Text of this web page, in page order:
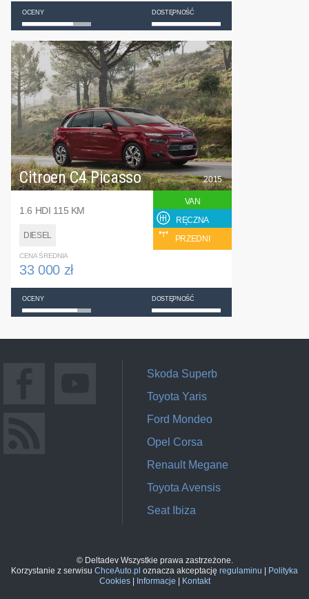
OCENY DOSTĘPNOŚĆ
Citroen C4 Picasso
1.6 HDI 115 KM
DIESEL
2015
VAN
RĘCZNA
PRZEDNI
CENA ŚREDNIA
33 000 zł
OCENY DOSTĘPNOŚĆ
Skoda Superb
Toyota Yaris
Ford Mondeo
Opel Corsa
Renault Megane
Toyota Avensis
Seat Ibiza
© Deltadev Wszystkie prawa zastrzeżone.
Korzystanie z serwisu ChceAuto.pl oznacza akceptację regulaminu
Polityka
Cookies| Informacje Kontakt